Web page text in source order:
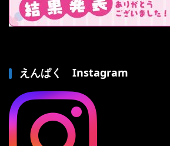
えんぱく Instagram